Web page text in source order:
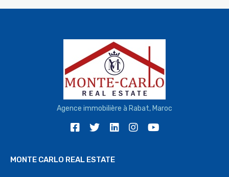
Agence immobilière à Rabat, Maroc
MONTE CARLO REAL ESTATE